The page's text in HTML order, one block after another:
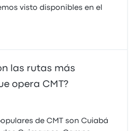
visto disponibles en el
las rutas más
opera CMT?
de CMT son Cuiabá